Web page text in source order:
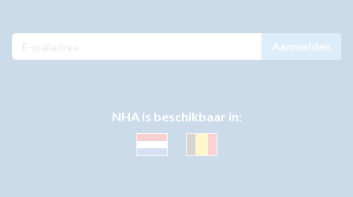
Aanmelden
NHA is beschikbaar in: